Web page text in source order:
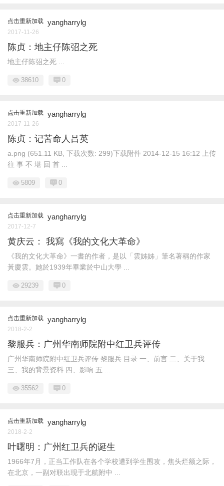
点击重新加载 yangharrylg
2017-11-26
陈贞：地主仔陈弨之死
地主仔陈弨之死 ...
38610 0
点击重新加载 yangharrylg
2017-11-26
陈贞：记苦命人吕英
a.png (651.11 KB, 下载次数: 299)下载附件 2014-12-15 16:12 上传
往 事 不 堪 回 首 ...
5809 0
点击重新加载 yangharrylg
2017-12-7
黄庆云： 我寫《我的文化大革命》
《我的文化大革命》一書的作者，是以「雲姊姊」筆名著稱的作家
黃慶雲。她於1939年畢業於中山大學 ...
29239 0
点击重新加载 yangharrylg
2018-2-2
黎服兵：广州华南师院附中红卫兵评传
广州华南师院附中红卫兵评传 黎服兵 目录 一、前言 二、关于我
三、我的背景资料 四、影响 五 ...
35562 0
点击重新加载 yangharrylg
2018-2-2
叶曙明：广州红卫兵的诞生
1966年7月，正当工作队在各个学校遭到学生围攻，焦头烂额之际，
在北京，一副对联出现于北航附中 ...